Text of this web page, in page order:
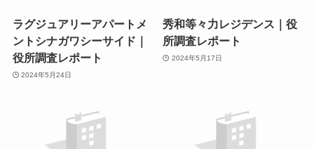
ラグジュアリーアパートメ
ントシナガワシーサイド｜
役所調査レポート
2024年5月24日
秀和等々力レジデンス｜役
所調査レポート
2024年5月17日